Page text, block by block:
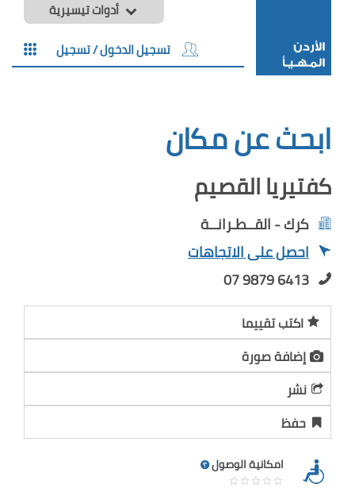
أدوات تيسيرية
تسجيل الدخول / تسجيل
ابحث عن مكان
كفتيريا القصيم
كرك - القــطـرانــة
احصل على الاتجاهات
07 9879 6413
اكتب تقييما
إضافة صورة
نشر
حفظ
امكانية الوصول